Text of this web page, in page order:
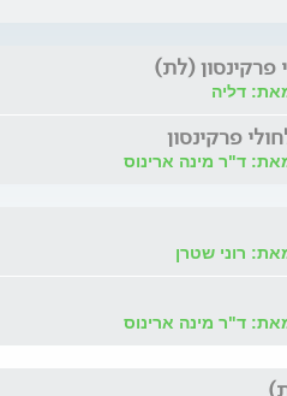
פרקינסון (לת)